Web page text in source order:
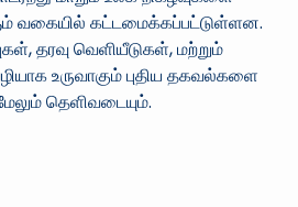
வகையில் கட்டமைக்கப்பட்டுள்ளன.
தரவு வெளியீடுகள், மற்றும்
உருவாகும் புதிய தகவல்களை
தெளிவடையும்.